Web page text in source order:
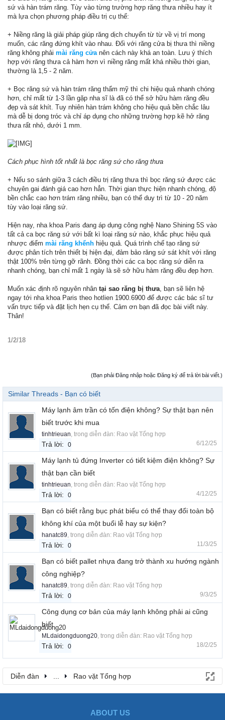
sứ và hàn trám răng. Tùy vào từng trường hợp răng thưa nhiều hay ít
mà lựa chọn phương pháp điều trị cụ thể:
+ Niềng răng là giải pháp giúp răng dịch chuyển từ từ về vị trí mong
muốn, các răng đứng khít vào nhau. Đối với răng cửa bị thưa thì niềng
răng không phải mài răng cửanên cách này khá an toàn. Lưu ý thích
hợp với răng thưa cả hàm hơn vì niềng răng mất khá nhiều thời gian,
thường là 1,5 - 2 năm.
+ Bọc răng sứ và hàn trám răng thẩm mỹ thì chi hiệu quả nhanh chóng
hơn, chỉ mất từ 1-3 lần gặp nha sĩ là đã có thể sở hữu hàm răng đều
đẹp và sát khít. Tuy nhiên hàn trám không cho hiệu quả bền chắc lâu
mà dễ bị dong tróc và chỉ áp dụng cho những trường hợp kẽ hở răng
thưa rất nhỏ, dưới 1 mm.
Cách phục hình tốt nhất là bọc răng sứ cho răng thưa
+ Nếu so sánh giữa 3 cách điều trị răng thưa thì bọc răng sứ được các
chuyên gai đánh giá cao hơn hẳn. Thời gian thực hiện nhanh chóng, độ
bền chắc cao hơn trám răng nhiều, bạn có thể duy trì từ 10 - 20 năm
tùy vào loại răng sứ.
Hiện nay, nha khoa Paris đang áp dụng công nghệ Nano Shining 5S vào
tất cả ca bọc răng sứ với bất kì loại răng sứ nào, khắc phục hiệu quả
nhược điểm mài răng khểnh hiệu quả. Quá trình chế tạo răng sứ
được phân tích trên thiết bị hiện đại, đảm bảo răng sứ sát khít với răng
thật 100% trên từng gỡ rãnh. Đồng thời các ca bọc răng sứ diễn ra
nhanh chóng, bạn chỉ mất 1 ngày là sẽ sở hữu hàm răng đều đẹp hơn.
Muốn xác định rõ nguyên nhân tại sao răng bị thưa, bạn sẽ liên hệ
ngay tới nha khoa Paris theo hotlien 1900.6900 để được các bác sĩ tư
vấn trực tiếp và đặt lịch hẹn cụ thể. Cảm ơn bạn đã đọc bài viết này.
Thân!
1/2/18
(Bạn phải Đăng nhập hoặc Đăng ký để trả lời bài viết.)
Similar Threads - Bạn có biết
Máy lạnh âm trần có tốn điện không? Sự thật bạn nên
biết trước khi mua
tinhtrieuan, trong diễn đàn: Rao vặt Tổng hợp
Trả lời: 0 6/12/25
Máy lạnh tủ đứng Inverter có tiết kiệm điện không? Sự
thật bạn cần biết
tinhtrieuan, trong diễn đàn: Rao vặt Tổng hợp
Trả lời: 0 4/12/25
Bạn có biết rằng bục phát biểu có thể thay đổi toàn bộ
không khí của một buổi lễ hay sự kiện?
hanatc89, trong diễn đàn: Rao vặt Tổng hợp
Trả lời: 0 11/3/25
Bạn có biết pallet nhựa đang trở thành xu hướng ngành
công nghiệp?
hanatc89, trong diễn đàn: Rao vặt Tổng hợp
Trả lời: 0 9/3/25
Công dụng cơ bản của máy lạnh không phải ai cũng
biết
MLdaidongduong20, trong diễn đàn: Rao vặt Tổng hợp
Trả lời: 0 18/2/25
Diễn đàn ... Rao vặt Tổng hợp
ABOUT US